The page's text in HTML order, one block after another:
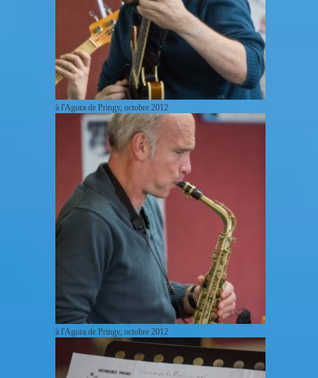
à l'Agora de Pringy, octobre 2012
à l'Agora de Pringy, octobre 2012